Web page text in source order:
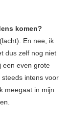
komen?
En nee, ik
dus zelf nog niet
een even grote
intens voor
meegaat in mijn